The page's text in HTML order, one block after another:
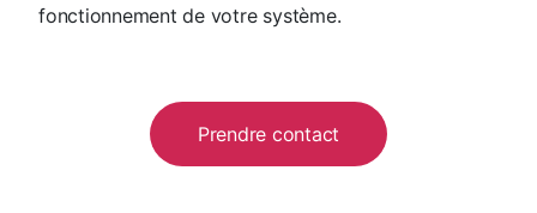
fonctionnement de votre système.
Prendre contact